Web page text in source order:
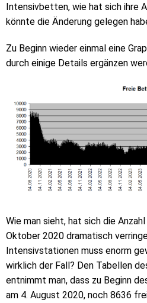
Intensivbetten, wie hat sich ihre
könnte die Änderung gelegen
Zu Beginn wieder einmal eine
durch einige Details ergänzen
Wie man sieht, hat sich die
Oktober 2020 dramatisch
Intensivstationen muss enorm
wirklich der Fall? Den Tabellen
entnimmt man, dass zu Beginn
am 4. August 2020, noch 8636